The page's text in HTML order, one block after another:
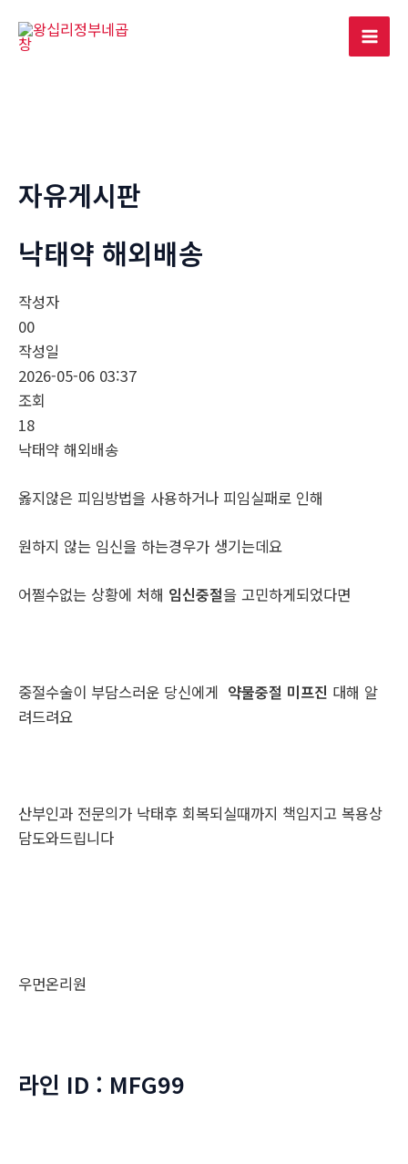
Main
자유게시판
낙­태약 해외배송
작성자
00
작성일
2026-05-06 03:37
조회
18
낙­태약 해외배송
옳지않은 피임방법을 사용하거나 피임실패로 인해
원하지 않는 임신을 하는경우가 생기는데요
어쩔수없는 상황에 처해 임신중절을 고민하게되었다면
중절수술이 부담스러운 당신에게 약물중절 미프진 대해 알
려드려요
산부인과 전문의가 낙태후 회복되실때까지 책임지고 복용상
담도와드립니다
우먼온리원
라인 ID : MFG99